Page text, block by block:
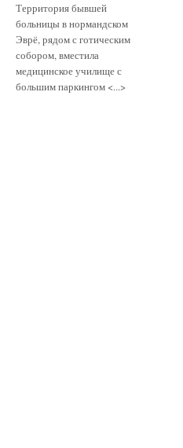
Территория бывшей
больницы в нормандском
Эврё, рядом с готическим
собором, вместила
медицинское училище с
большим паркингом <...>